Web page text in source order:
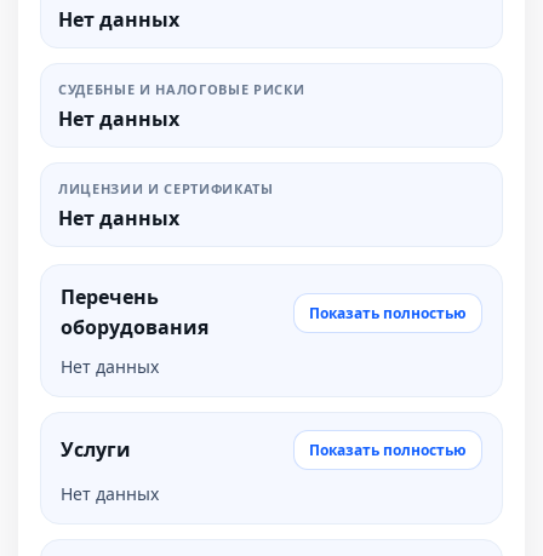
Нет данных
СУДЕБНЫЕ И НАЛОГОВЫЕ РИСКИ
Нет данных
ЛИЦЕНЗИИ И СЕРТИФИКАТЫ
Нет данных
Перечень
оборудования
Показать полностью
Нет данных
Услуги Показать полностью
Нет данных